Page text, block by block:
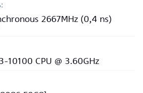
2667MHz (0,4 ns)
10100 CPU @ 3.60GHz